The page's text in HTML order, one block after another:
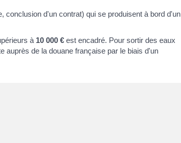
conclusion d'un contrat) qui se produisent à bord d'un
à 10 000 € est encadré. Pour sortir des eaux
auprès de la douane française par le biais d'un